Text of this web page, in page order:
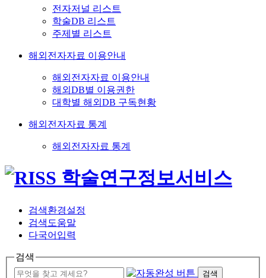
전자저널 리스트
학술DB 리스트
주제별 리스트
해외전자자료 이용안내
해외전자자료 이용안내
해외DB별 이용권한
대학별 해외DB 구독현황
해외전자자료 통계
해외전자자료 통계
검색환경설정
검색도움말
다국어입력
검색
검색